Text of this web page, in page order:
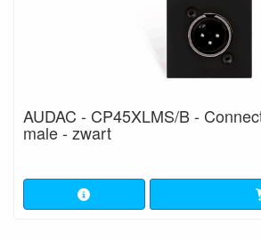
AUDAC - CP45XLMS/B -
male - zwart